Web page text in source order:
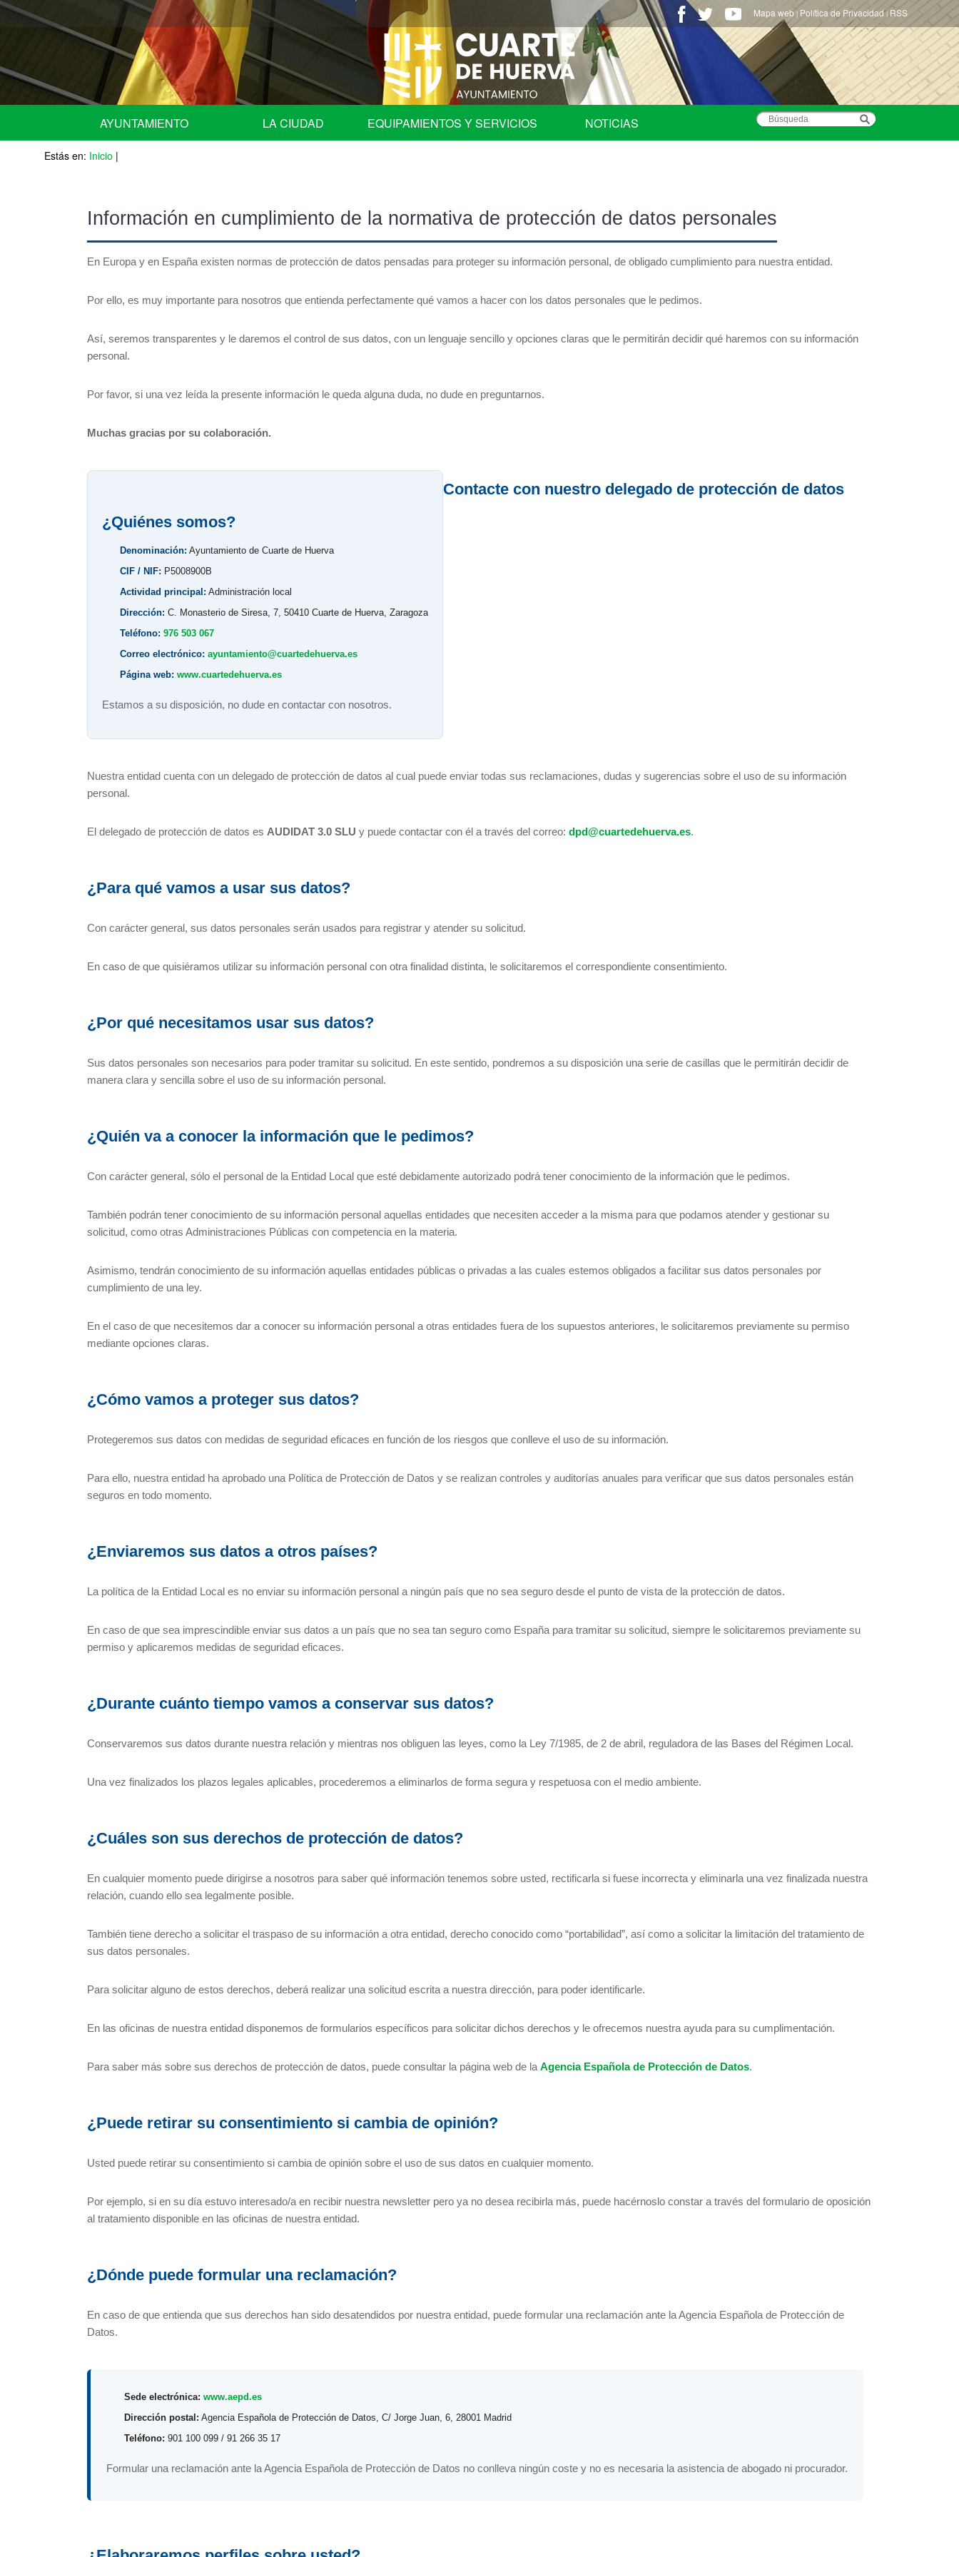
Mapa web | Política de Privacidad| RSS
AYUNTAMIENTO
URGENTE - NOTICIAS de ULTIMA HORA -
Miembros del Pleno por grupos
Grupos políticos
Urbanismo
Tablón de anuncios: Ofertas de trabajo y otros.
Trámites y Servicios
Atención al Ciudadano
Ayuntamiento Online
112 ARAGÓN - ALERTAS
El Tiempo en Cuarte de Huerva
LA CIUDAD
Escudo
EQUIPAMIENTOS Y SERVICIOS
Auditorio
Consultorio Médico
Deportes
Protección Civil · Agrupación de Voluntarios
NOTICIAS
Estás en: Inicio |
Información en cumplimiento de la normativa de protección de datos personales
En Europa y en España existen normas de protección de datos pensadas para proteger su información personal, de obligado cumplimiento para nuestra entidad.
Por ello, es muy importante para nosotros que entienda perfectamente qué vamos a hacer con los datos personales que le pedimos.
Así, seremos transparentes y le daremos el control de sus datos, con un lenguaje sencillo y opciones claras que le permitirán decidir qué haremos con su información
personal.
Por favor, si una vez leída la presente información le queda alguna duda, no dude en preguntarnos.
Muchas gracias por su colaboración.
¿Quiénes somos?
Denominación: Ayuntamiento de Cuarte de Huerva
CIF / NIF: P5008900B
Actividad principal: Administración local
Dirección: C. Monasterio de Siresa, 7, 50410 Cuarte de Huerva, Zaragoza
Teléfono: 976 503 067
Correo electrónico: ayuntamiento@cuartedehuerva.es
Página web: www.cuartedehuerva.es
Estamos a su disposición, no dude en contactar con nosotros.
Contacte con nuestro delegado de protección de datos
Nuestra entidad cuenta con un delegado de protección de datos al cual puede enviar todas sus reclamaciones, dudas y sugerencias sobre el uso de su información
personal.
El delegado de protección de datos es AUDIDAT 3.0 SLU y puede contactar con él a través del correo: dpd@cuartedehuerva.es.
¿Para qué vamos a usar sus datos?
Con carácter general, sus datos personales serán usados para registrar y atender su solicitud.
En caso de que quisiéramos utilizar su información personal con otra finalidad distinta, le solicitaremos el correspondiente consentimiento.
¿Por qué necesitamos usar sus datos?
Sus datos personales son necesarios para poder tramitar su solicitud. En este sentido, pondremos a su disposición una serie de casillas que le permitirán decidir de
manera clara y sencilla sobre el uso de su información personal.
¿Quién va a conocer la información que le pedimos?
Con carácter general, sólo el personal de la Entidad Local que esté debidamente autorizado podrá tener conocimiento de la información que le pedimos.
También podrán tener conocimiento de su información personal aquellas entidades que necesiten acceder a la misma para que podamos atender y gestionar su
solicitud, como otras Administraciones Públicas con competencia en la materia.
Asimismo, tendrán conocimiento de su información aquellas entidades públicas o privadas a las cuales estemos obligados a facilitar sus datos personales por
cumplimiento de una ley.
En el caso de que necesitemos dar a conocer su información personal a otras entidades fuera de los supuestos anteriores, le solicitaremos previamente su permiso
mediante opciones claras.
¿Cómo vamos a proteger sus datos?
Protegeremos sus datos con medidas de seguridad eficaces en función de los riesgos que conlleve el uso de su información.
Para ello, nuestra entidad ha aprobado una Política de Protección de Datos y se realizan controles y auditorías anuales para verificar que sus datos personales están
seguros en todo momento.
¿Enviaremos sus datos a otros países?
La política de la Entidad Local es no enviar su información personal a ningún país que no sea seguro desde el punto de vista de la protección de datos.
En caso de que sea imprescindible enviar sus datos a un país que no sea tan seguro como España para tramitar su solicitud, siempre le solicitaremos previamente su
permiso y aplicaremos medidas de seguridad eficaces.
¿Durante cuánto tiempo vamos a conservar sus datos?
Conservaremos sus datos durante nuestra relación y mientras nos obliguen las leyes, como la Ley 7/1985, de 2 de abril, reguladora de las Bases del Régimen Local.
Una vez finalizados los plazos legales aplicables, procederemos a eliminarlos de forma segura y respetuosa con el medio ambiente.
¿Cuáles son sus derechos de protección de datos?
En cualquier momento puede dirigirse a nosotros para saber qué información tenemos sobre usted, rectificarla si fuese incorrecta y eliminarla una vez finalizada nuestra
relación, cuando ello sea legalmente posible.
También tiene derecho a solicitar el traspaso de su información a otra entidad, derecho conocido como “portabilidad”, así como a solicitar la limitación del tratamiento de
sus datos personales.
Para solicitar alguno de estos derechos, deberá realizar una solicitud escrita a nuestra dirección, para poder identificarle.
En las oficinas de nuestra entidad disponemos de formularios específicos para solicitar dichos derechos y le ofrecemos nuestra ayuda para su cumplimentación.
Para saber más sobre sus derechos de protección de datos, puede consultar la página web de la Agencia Española de Protección de Datos.
¿Puede retirar su consentimiento si cambia de opinión?
Usted puede retirar su consentimiento si cambia de opinión sobre el uso de sus datos en cualquier momento.
Por ejemplo, si en su día estuvo interesado/a en recibir nuestra newsletter pero ya no desea recibirla más, puede hacérnoslo constar a través del formulario de oposición
al tratamiento disponible en las oficinas de nuestra entidad.
¿Dónde puede formular una reclamación?
En caso de que entienda que sus derechos han sido desatendidos por nuestra entidad, puede formular una reclamación ante la Agencia Española de Protección de
Datos.
Sede electrónica: www.aepd.es
Dirección postal: Agencia Española de Protección de Datos, C/ Jorge Juan, 6, 28001 Madrid
Teléfono: 901 100 099 / 91 266 35 17
Formular una reclamación ante la Agencia Española de Protección de Datos no conlleva ningún coste y no es necesaria la asistencia de abogado ni procurador.